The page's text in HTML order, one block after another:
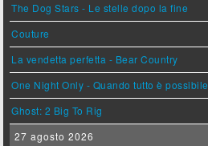
The Dog Stars - Le stelle dopo la fine
Couture
La vendetta perfetta - Bear Country
One Night Only - Quando tutto è possibile
Ghost: 2 Big To Rig
27 agosto 2026